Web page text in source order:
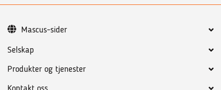
Selskap
Produkter og tjenester
Mascus-sider